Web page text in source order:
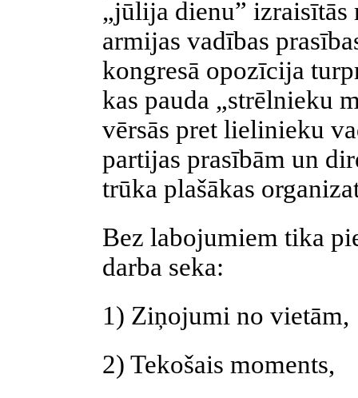
„jūlija dienu”
armijas vadības
kongresā opozīcija
kas pauda „strēlnieku
vērsās pret lielinieku
partijas prasībām un
trūka plašākas
Bez labojumiem tika
darba seka:
1) Ziņojumi no vietām,
2) Tekošais moments,